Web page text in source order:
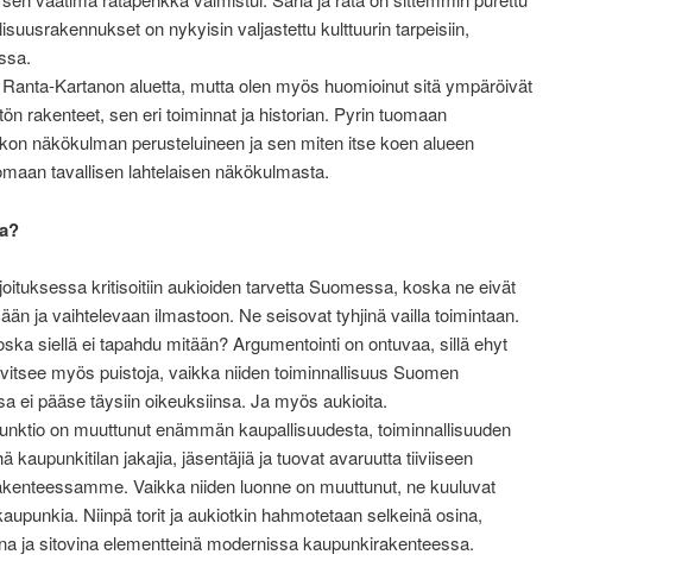
on nykyisin valjastettu kulttuurin tarpeisiin,
Kartanon aluetta, mutta olen myös huomioinut sitä ympäröivät
rakenteet, sen eri toiminnat ja historian. Pyrin tuomaan
näkökulman perusteluineen ja sen miten itse koen alueen
tavallisen lahtelaisen näkökulmasta.
kritisoitiin aukioiden tarvetta Suomessa, koska ne eivät
ja vaihtelevaan ilmastoon. Ne seisovat tyhjinä vailla toimintaan.
siellä ei tapahdu mitään? Argumentointi on ontuvaa, sillä ehyt
myös puistoja, vaikka niiden toiminnallisuus Suomen
ei pääse täysiin oikeuksiinsa. Ja myös aukioita.
on muuttunut enämmän kaupallisuudesta, toiminnallisuuden
kaupunkitilan jakajia, jäsentäjiä ja tuovat avaruutta tiiviiseen
Vaikka niiden luonne on muuttunut, ne kuuluvat
Niinpä torit ja aukiotkin hahmotetaan selkeinä osina,
ja sitovina elementteinä modernissa kaupunkirakenteessa.